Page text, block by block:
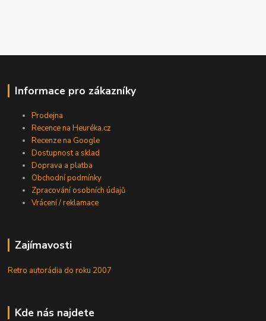
Informace pro zákazníky
Prodejna
Recence na Heuréka.cz
Recenze na Google
Dostupnost a sklad
Doprava a platba
Obchodní podmínky
Zpracování osobních údajů
Vrácení / reklamace
Zajímavosti
Retro autorádia do roku 2007
Kde nás najdete